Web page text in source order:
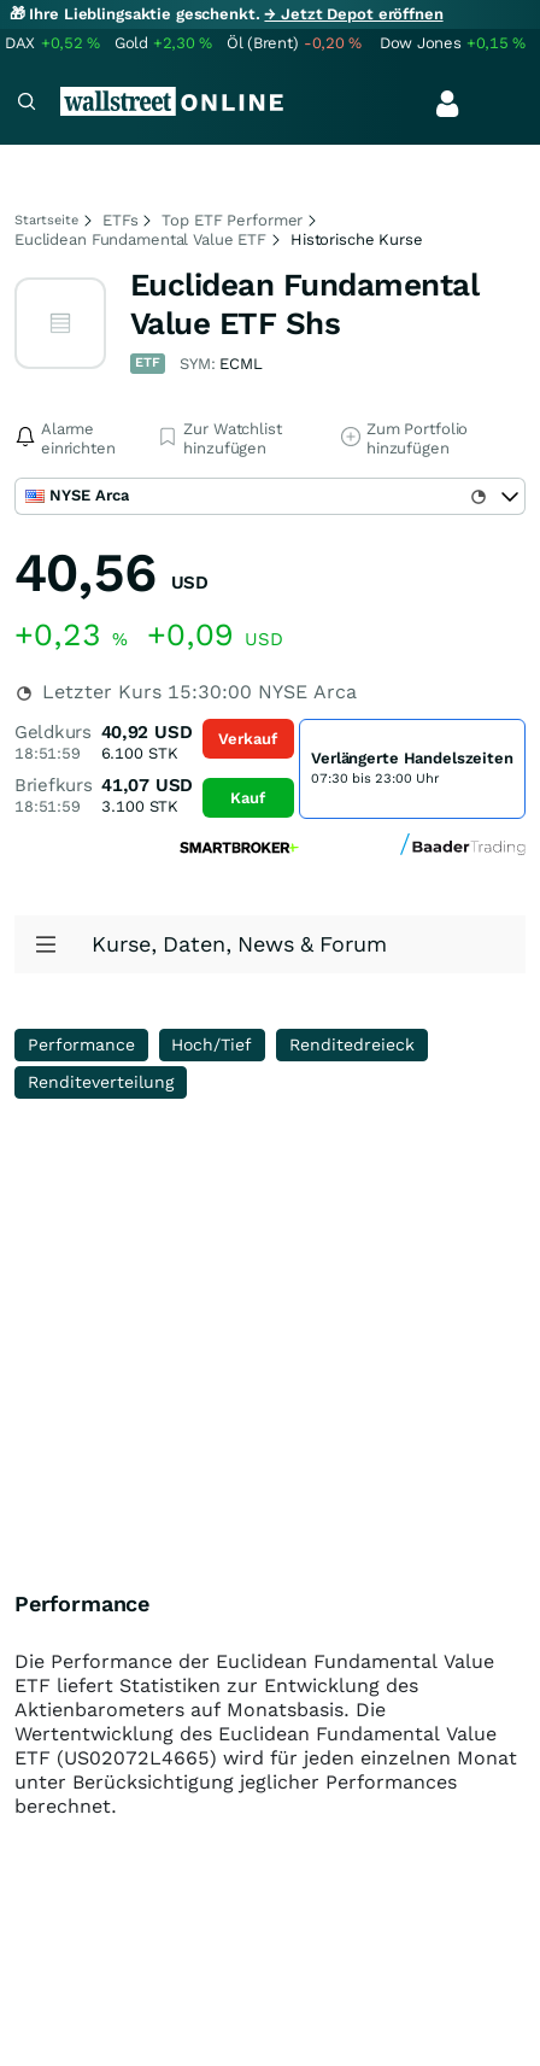
🎁 Ihre Lieblingsaktie geschenkt.→ Jetzt Depot eröffnen
DAX +0,52% Gold +2,30% Öl (Brent) -0,20% Dow Jones +0,15%
Startseite ETFs
Top ETF Performer
Euclidean Fundamental Value ETF
Historische Kurse
Euclidean Fundamental
Value ETF Shs
ETF SYM: ECML
Alarme
einrichten
Zur Watchlist
hinzufügen
Zum Portfolio
hinzufügen
NYSE Arca
40,56 USD
+0,23 % +0,09 USD
Letzter Kurs 15:30:00 NYSE Arca
Geldkurs
18:51:59
40,92 USD
6.100STK
Briefkurs
18:51:59
41,07 USD
3.100STK
Verkauf
Kauf
Verlängerte Handelszeiten
07:30 bis 23:00 Uhr
Kurse, Daten, News & Forum
Performance Hoch/Tief
Renditedreieck
Renditeverteilung
Performance
Die Performance der Euclidean Fundamental Value
ETF liefert Statistiken zur Entwicklung des
Aktienbarometers auf Monatsbasis. Die
Wertentwicklung des Euclidean Fundamental Value
ETF (US02072L4665) wird für jeden einzelnen Monat
unter Berücksichtigung jeglicher Performances
berechnet.